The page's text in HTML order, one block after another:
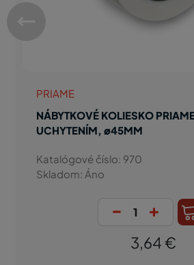
PRIAME
NÁBYTKOVÉ KOLIESKO
UCHYTENÍM, ø45MM
Katalógové číslo: 970
Skladom: Áno
- +
3,64 €